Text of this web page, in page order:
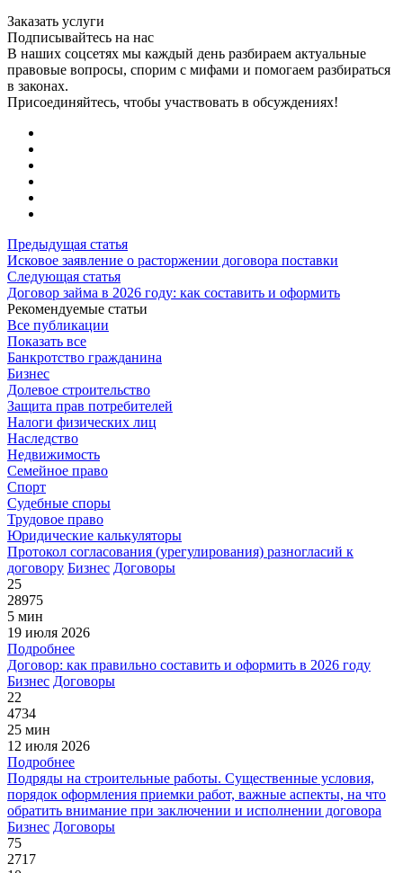
Заказать услуги
Подписывайтесь на нас
В наших соцсетях мы каждый день разбираем актуальные
правовые вопросы, спорим с мифами и помогаем разбираться
в законах.
Присоединяйтесь, чтобы участвовать в обсуждениях!
Предыдущая статья
Исковое заявление о расторжении договора поставки
Следующая статья
Договор займа в 2026 году: как составить и оформить
Рекомендуемые статьи
Все публикации
Показать все
Банкротство гражданина
Бизнес
Долевое строительство
Защита прав потребителей
Налоги физических лиц
Наследство
Недвижимость
Семейное право
Спорт
Судебные споры
Трудовое право
Юридические калькуляторы
Протокол согласования (урегулирования) разногласий к
договору Бизнес Договоры
25
28975
5 мин
19 июля 2026
Подробнее
Договор: как правильно составить и оформить в 2026 году
Бизнес Договоры
22
4734
25 мин
12 июля 2026
Подробнее
Подряды на строительные работы. Существенные условия,
порядок оформления приемки работ, важные аспекты, на что
обратить внимание при заключении и исполнении договора
Бизнес Договоры
75
2717